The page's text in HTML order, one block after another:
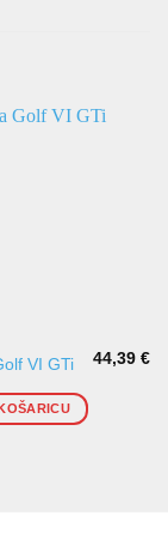
VI GTi 44,39€